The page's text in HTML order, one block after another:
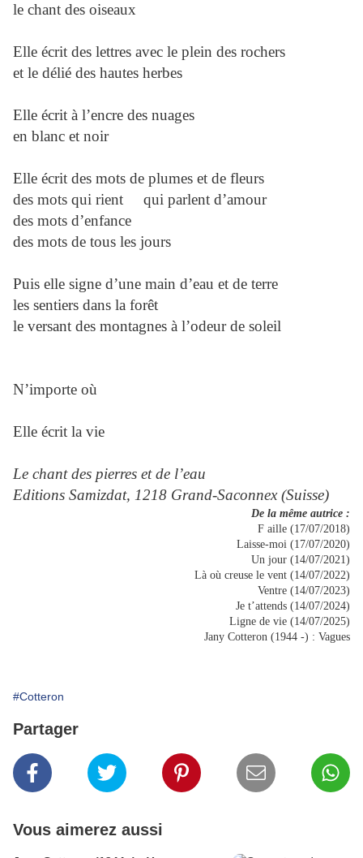
le chant des oiseaux
Elle écrit des lettres avec le plein des rochers
et le délié des hautes herbes
Elle écrit à l’encre des nuages
en blanc et noir
Elle écrit des mots de plumes et de fleurs
des mots qui rient qui parlent d’amour
des mots d’enfance
des mots de tous les jours
Puis elle signe d’une main d’eau et de terre
les sentiers dans la forêt
le versant des montagnes à l’odeur de soleil
N’importe où
Elle écrit la vie
Le chant des pierres et de l’eau
Editions Samizdat, 1218 Grand-Saconnex (Suisse)
De la même autrice :
F aille (17/07/2018)
Laisse-moi (17/07/2020)
Un jour (14/07/2021)
Là où creuse le vent (14/07/2022)
Ventre (14/07/2023)
Je t’attends (14/07/2024)
Ligne de vie (14/07/2025)
Jany Cotteron (1944 -) : Vagues
#Cotteron
Partager
Vous aimerez aussi